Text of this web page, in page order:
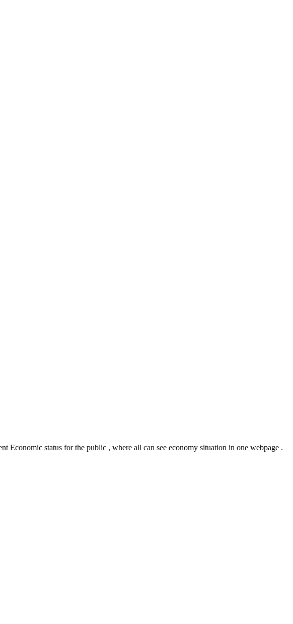
status for the public , where all can see economy situation in one webpage .